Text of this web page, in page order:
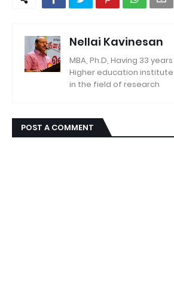
Nellai Kavinesan
MBA, Ph.D, Having 33
Higher education
in the field of research
POST A COMMENT